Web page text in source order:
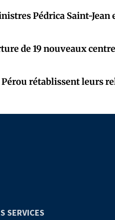
Pédrica Saint-
de 19 nouveaux
Pérou rétablissent leurs
SERVICES